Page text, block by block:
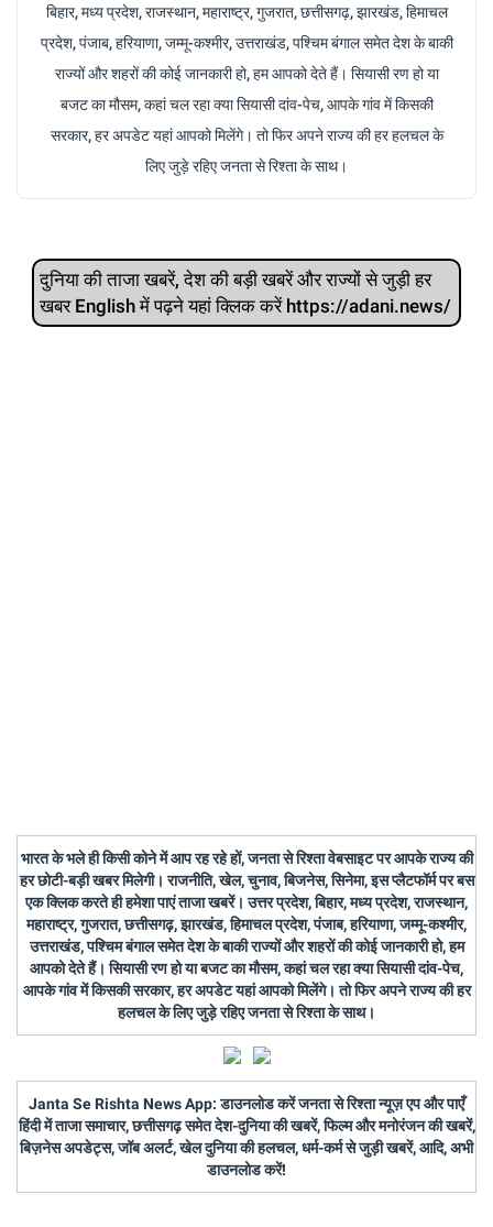
बिहार, मध्य प्रदेश, राजस्थान, महाराष्ट्र, गुजरात, छत्तीसगढ़, झारखंड, हिमाचल
प्रदेश, पंजाब, हरियाणा, जम्मू-कश्मीर, उत्तराखंड, पश्चिम बंगाल समेत देश के बाकी
राज्यों और शहरों की कोई जानकारी हो, हम आपको देते हैं। सियासी रण हो या
बजट का मौसम, कहां चल रहा क्या सियासी दांव-पेच, आपके गांव में किसकी
सरकार, हर अपडेट यहां आपको मिलेंगे। तो फिर अपने राज्य की हर हलचल के
लिए जुड़े रहिए जनता से रिश्ता के साथ।
दुनिया की ताजा खबरें, देश की बड़ी खबरें और राज्‍यों से जुड़ी हर
खबर English में पढ़ने यहां क्लिक करें https://adani.news/
भारत के भले ही किसी कोने में आप रह रहे हों, जनता से रिश्ता वेबसाइट पर आपके राज्य की
हर छोटी-बड़ी खबर मिलेगी। राजनीति, खेल, चुनाव, बिजनेस, सिनेमा, इस प्लैटफॉर्म पर बस
एक क्लिक करते ही हमेशा पाएं ताजा खबरें। उत्तर प्रदेश, बिहार, मध्य प्रदेश, राजस्थान,
महाराष्ट्र, गुजरात, छत्तीसगढ़, झारखंड, हिमाचल प्रदेश, पंजाब, हरियाणा, जम्मू-कश्मीर,
उत्तराखंड, पश्चिम बंगाल समेत देश के बाकी राज्यों और शहरों की कोई जानकारी हो, हम
आपको देते हैं। सियासी रण हो या बजट का मौसम, कहां चल रहा क्या सियासी दांव-पेच,
आपके गांव में किसकी सरकार, हर अपडेट यहां आपको मिलेंगे। तो फिर अपने राज्य की हर
हलचल के लिए जुड़े रहिए जनता से रिश्ता के साथ।
Janta Se Rishta News App: डाउनलोड करें जनता से रिश्ता न्यूज़ एप और पाएँ
हिंदी में ताजा समाचार, छत्तीसगढ़ समेत देश-दुनिया की खबरें, फिल्म और मनोरंजन की खबरें,
बिज़नेस अपडेट्स, जॉब अलर्ट, खेल दुनिया की हलचल, धर्म-कर्म से जुड़ी खबरें, आदि, अभी
डाउनलोड करें!